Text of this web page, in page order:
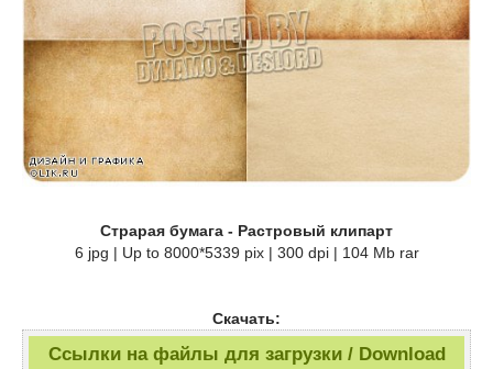
Страрая бумага - Растровый клипарт
6 jpg | Up to 8000*5339 pix | 300 dpi | 104 Mb rar
Скачать:
Ссылки на файлы для загрузки / Download